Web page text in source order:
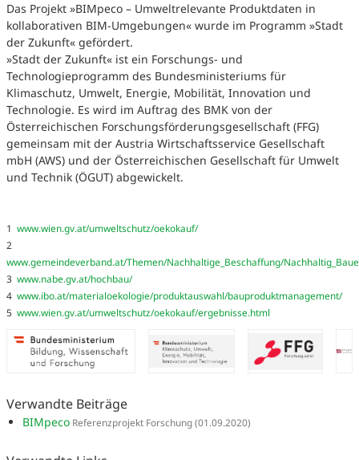
Das Projekt »BIMpeco – Umweltrelevante Produktdaten in
kollaborativen BIM-Umgebungen« wurde im Programm »Stadt
der Zukunft« gefördert.
»Stadt der Zukunft« ist ein Forschungs- und
Technologieprogramm des Bundesministeriums für
Klimaschutz, Umwelt, Energie, Mobilität, Innovation und
Technologie. Es wird im Auftrag des BMK von der
Österreichischen Forschungsförderungsgesellschaft (FFG)
gemeinsam mit der Austria Wirtschaftsservice Gesellschaft
mbH (AWS) und der Österreichischen Gesellschaft für Umwelt
und Technik (ÖGUT) abgewickelt.
1 www.wien.gv.at/umweltschutz/oekokauf/
2
www.gemeindeverband.at/Themen/Nachhaltige_Beschaffung/
3 www.nabe.gv.at/hochbau/
4 www.ibo.at/materialoekologie/produktauswahl/bauproduktmanagement/
5 www.wien.gv.at/umweltschutz/oekokauf/ergebnisse.html
Verwandte Beiträge
BIMpeco Referenzprojekt Forschung(01.09.2020)